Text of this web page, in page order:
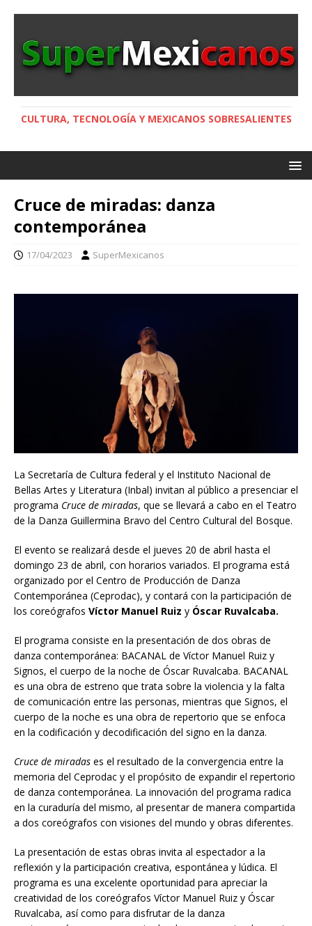
CULTURA, TECNOLOGÍA Y MEXICANOS SOBRESALIENTES
Cruce de miradas: danza
contemporánea
17/04/2023 SuperMexicanos
La Secretaría de Cultura federal y el Instituto Nacional de
Bellas Artes y Literatura (Inbal) invitan al público a presenciar el
programa Cruce de miradas, que se llevará a cabo en el Teatro
de la Danza Guillermina Bravo del Centro Cultural del Bosque.
El evento se realizará desde el jueves 20 de abril hasta el
domingo 23 de abril, con horarios variados. El programa está
organizado por el Centro de Producción de Danza
Contemporánea (Ceprodac), y contará con la participación de
los coreógrafos Víctor Manuel Ruiz y Óscar Ruvalcaba.
El programa consiste en la presentación de dos obras de
danza contemporánea: BACANAL de Víctor Manuel Ruiz y
Signos, el cuerpo de la noche de Óscar Ruvalcaba. BACANAL
es una obra de estreno que trata sobre la violencia y la falta
de comunicación entre las personas, mientras que Signos, el
cuerpo de la noche es una obra de repertorio que se enfoca
en la codificación y decodificación del signo en la danza.
Cruce de miradas es el resultado de la convergencia entre la
memoria del Ceprodac y el propósito de expandir el repertorio
de danza contemporánea. La innovación del programa radica
en la curaduría del mismo, al presentar de manera compartida
a dos coreógrafos con visiones del mundo y obras diferentes.
La presentación de estas obras invita al espectador a la
reflexión y la participación creativa, espontánea y lúdica. El
programa es una excelente oportunidad para apreciar la
creatividad de los coreógrafos Víctor Manuel Ruiz y Óscar
Ruvalcaba, así como para disfrutar de la danza